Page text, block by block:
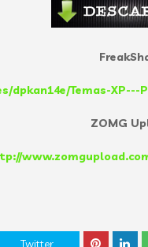
dpkan14e/Temas-
ZOMG
Twitter